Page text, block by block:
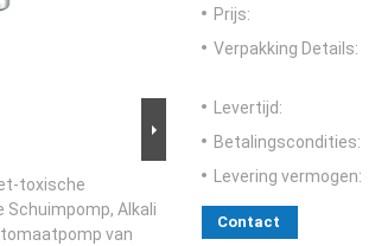
toxische
Schuimpomp, Alkali
van
Prijs:
Verpakking Details:
Levertijd:
Betalingscondities:
Levering vermogen:
Contact